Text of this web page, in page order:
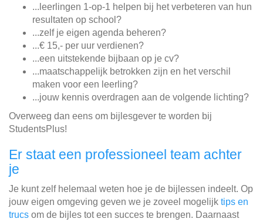
t
...leerlingen 1-op-1 helpen bij het verbeteren van hun
resultaten op school?
...zelf je eigen agenda beheren?
...€ 15,- per uur verdienen?
...een uitstekende bijbaan op je cv?
...maatschappelijk betrokken zijn en het verschil
maken voor een leerling?
...jouw kennis overdragen aan de volgende lichting?
Overweeg dan eens om bijlesgever te worden bij
StudentsPlus!
Er staat een professioneel team achter
je
Je kunt zelf helemaal weten hoe je de bijlessen indeelt. Op
jouw eigen omgeving geven we je zoveel mogelijk tips en
trucs om de bijles tot een succes te brengen. Daarnaast